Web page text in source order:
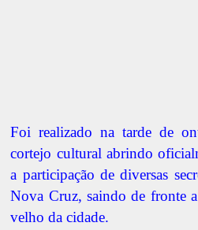
Foi realizado na tarde de
cortejo cultural abrindo
a participação de diversas
Nova Cruz, saindo de fronte
velho da cidade.